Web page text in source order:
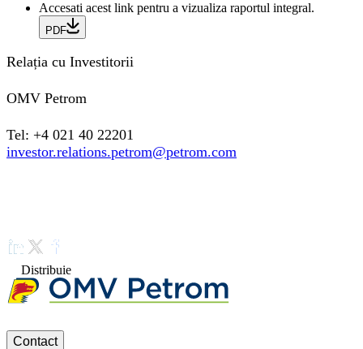
Accesati acest link pentru a vizualiza raportul integral.
PDF
Relația cu Investitorii
OMV Petrom
Tel: +4 021 40 22201
investor.relations.petrom@petrom.com
Distribuie
Contact